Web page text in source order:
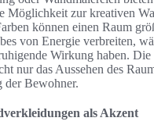
Möglichkeit zur kreativen
können einen Raum
von Energie verbreiten,
Wirkung haben. Die
nur das Aussehen des
der Bewohner.
als Akzent